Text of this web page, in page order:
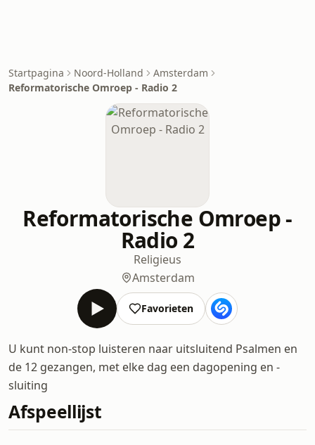
Startpagina Noord-Holland
Amsterdam
Reformatorische Omroep - Radio 2
Reformatorische Omroep -
Radio 2
Religieus
Amsterdam
Favorieten
U kunt non-stop luisteren naar uitsluitend Psalmen en
de 12 gezangen, met elke dag een dagopening en -
sluiting
Afspeellijst